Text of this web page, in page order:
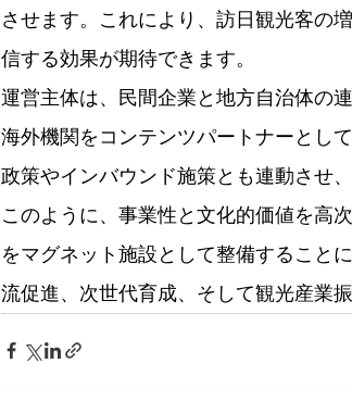
させます。これにより、訪日観光客の
信する効果が期待できます。
運営主体は、民間企業と地方自治体の
海外機関をコンテンツパートナーとし
政策やインバウンド施策とも連動させ
このように、事業性と文化的価値を高
をマグネット施設として整備すること
流促進、次世代育成、そして観光産業